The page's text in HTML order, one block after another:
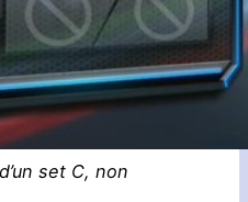
set C, non